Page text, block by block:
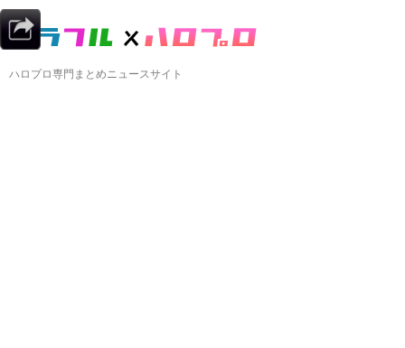
ハロプロ専門まとめニュースサイト